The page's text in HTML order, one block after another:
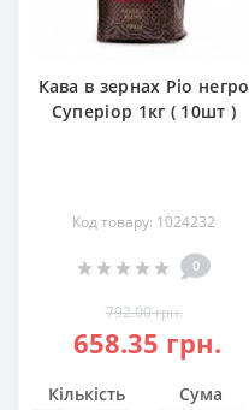
Кава в зернах Ріо негро
Суперіор 1кг ( 10шт )
Код товару: 1024232
0
792.00 грн.
658.35 грн.
Кількість Сума